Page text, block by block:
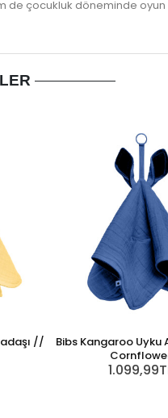
çocukluk döneminde oyun
//
Bibs Kangaroo Uyku